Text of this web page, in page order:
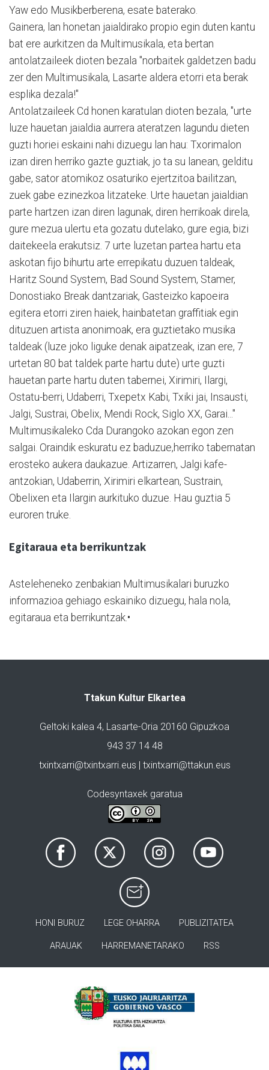
Yaw edo Musikberberena, esate baterako.
Gainera, lan honetan jaialdirako propio egin duten kantu
bat ere aurkitzen da Multimusikala, eta bertan
antolatzaileek dioten bezala "norbaitek galdetzen badu
zer den Multimusikala, Lasarte aldera etorri eta berak
esplika dezala!"
Antolatzaileek Cd honen karatulan dioten bezala, "urte
luze hauetan jaialdia aurrera ateratzen lagundu dieten
guzti horiei eskaini nahi dizuegu lan hau: Txorimalon
izan diren herriko gazte guztiak, jo ta su lanean, gelditu
gabe, sator atomikoz osaturiko ejertzitoa bailitzan,
zuek gabe ezinezkoa litzateke. Urte hauetan jaialdian
parte hartzen izan diren lagunak, diren herrikoak direla,
gure mezua ulertu eta gozatu dutelako, gure egia, bizi
daitekeela erakutsiz. 7 urte luzetan partea hartu eta
askotan fijo bihurtu arte errepikatu duzuen taldeak,
Haritz Sound System, Bad Sound System, Stamer,
Donostiako Break dantzariak, Gasteizko kapoeira
egitera etorri ziren haiek, hainbatetan graffitiak egin
dituzuen artista anonimoak, era guztietako musika
taldeak (luze joko liguke denak aipatzeak, izan ere, 7
urtetan 80 bat taldek parte hartu dute) urte guzti
hauetan parte hartu duten tabernei, Xirimiri, Ilargi,
Ostatu-berri, Udaberri, Txepetx Kabi, Txiki jai, Insausti,
Jalgi, Sustrai, Obelix, Mendi Rock, Siglo XX, Garai..."
Multimusikaleko Cda Durangoko azokan egon zen
salgai. Oraindik eskuratu ez baduzue,herriko tabernatan
erosteko aukera daukazue. Artizarren, Jalgi kafe-
antzokian, Udaberrin, Xirimiri elkartean, Sustrain,
Obelixen eta Ilargin aurkituko duzue. Hau guztia 5
euroren truke.
Egitaraua eta berrikuntzak
Asteleheneko zenbakian Multimusikalari buruzko
informazioa gehiago eskainiko dizuegu, hala nola,
egitaraua eta berrikuntzak.•
Ttakun Kultur Elkartea
Geltoki kalea 4, Lasarte-Oria 20160 Gipuzkoa
943 37 14 48
txintxarri@txintxarri.eus | txintxarri@ttakun.eus
Codesyntaxek garatua
HONI BURUZ LEGE OHARRA PUBLIZITATEA
ARAUAK HARREMANETARAKO RSS